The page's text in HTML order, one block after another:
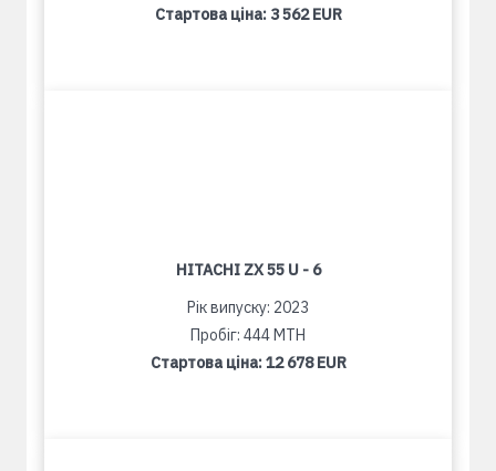
Стартова ціна: 3 562 EUR
HITACHI ZX 55 U - 6
Рік випуску: 2023
Пробіг: 444 MTH
Стартова ціна:12 678 EUR